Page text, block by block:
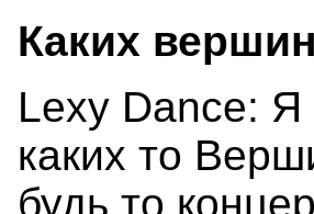
Каких
Lexy Dance: Я
каких то
будь то